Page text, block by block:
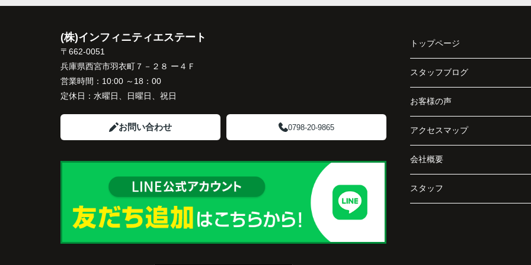
住み替え先とのスケジュールや資金計画まで丁
寧にサポートしてくださいました。
販売活動では、西宮北口駅へのアクセス、阪急
西宮ガーデンズ、医療機関や買い物施設など、
将来も安心して暮らせる住環境を詳しく紹介し
ていただきました。
購入されたご家族は、
「子育てにも便利で、とても住みやすそうです
ね。」
住み替え後は掃除の時間も短くなり、夫婦で外
「立地も良く、長期保有したい物件です。」
ことになりました。
長年守ってきた資産を安心して引き継ぐことが
でき、家族全員が納得できる売却となりまし
た。
(株)インフィニティエステート
〒662-0051
兵庫県西宮市羽衣町７－２８ ー４Ｆ
営業時間： 10:00 ～18：00
定休日： 水曜日、日曜日、祝日
お問い合わせ 0798-20-9865
トップページ
スタッフブログ
お客様の声
アクセスマップ
会社概要
スタッフ